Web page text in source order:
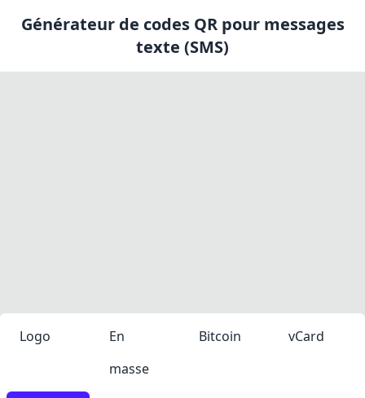
Générateur de codes QR pour messages
texte (SMS)
Logo
En
masse
Bitcoin vCard